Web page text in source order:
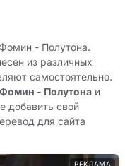
- Полутона.
из различных
самостоятельно.
Фомин - Полутона и
добавить свой
для сайта
РЕКЛАМА